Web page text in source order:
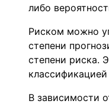
либо
Риском можно
степени
степени риска.
В зависимости